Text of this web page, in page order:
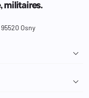
militaires.
Osny

